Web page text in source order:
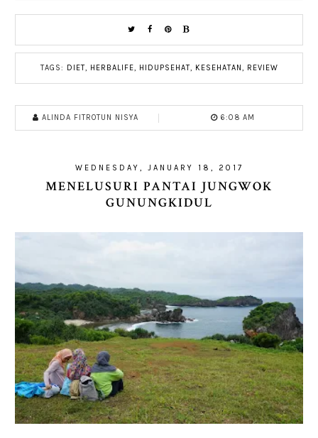
TAGS: DIET, HERBALIFE, HIDUPSEHAT, KESEHATAN, REVIEW
ALINDA FITROTUN NISYA 6:08 AM
WEDNESDAY, JANUARY 18, 2017
MENELUSURI PANTAI JUNGWOK
GUNUNGKIDUL